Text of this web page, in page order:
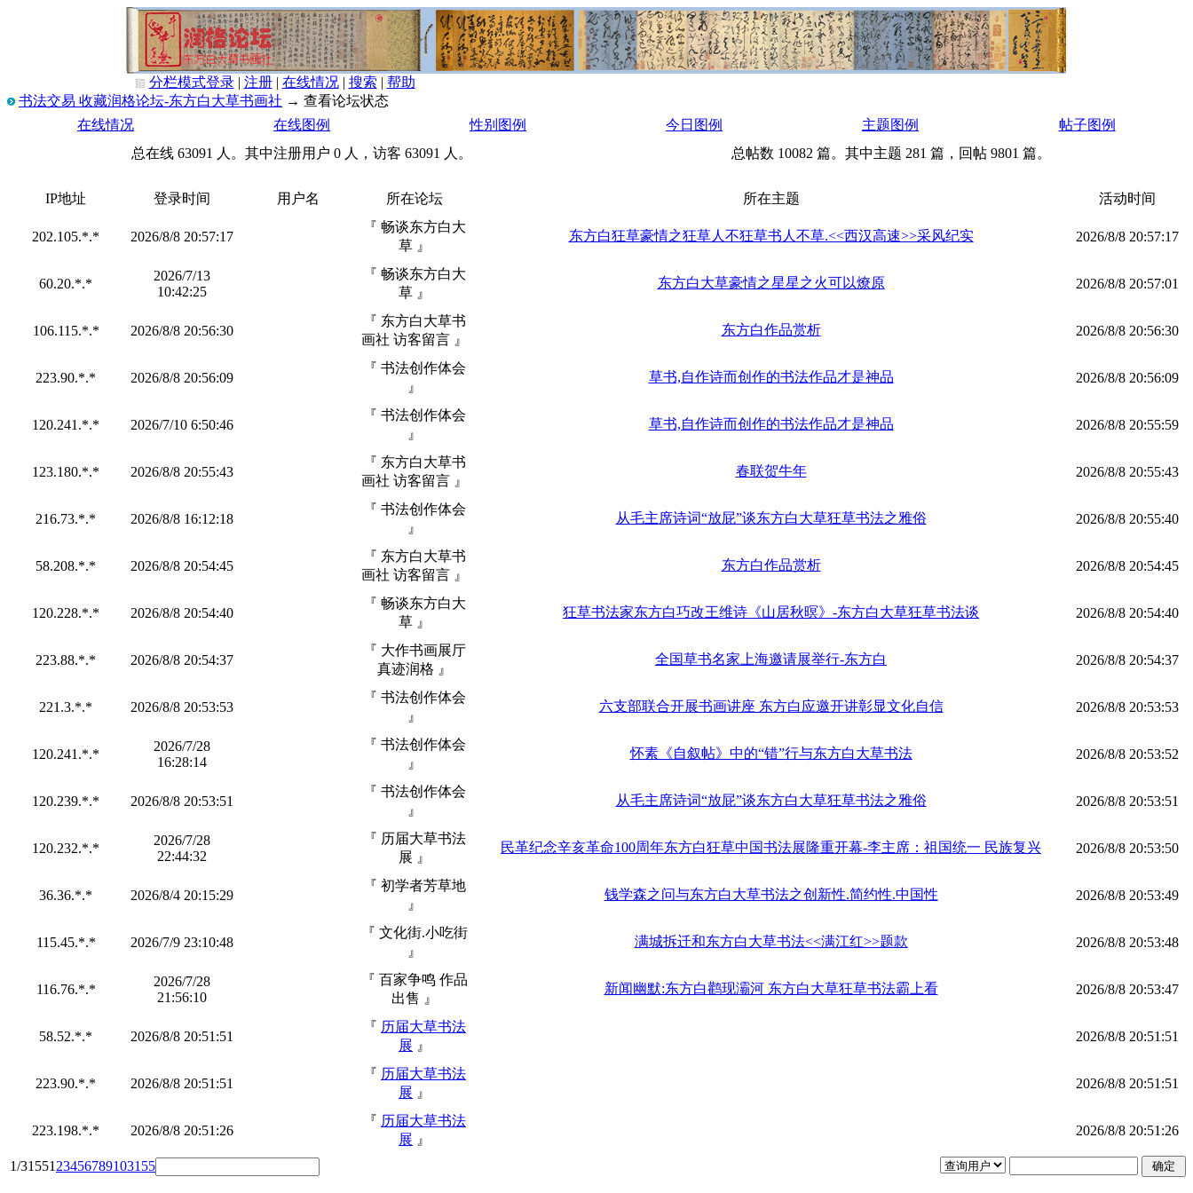
分栏模式登录| 注册| 在线情况| 搜索 | 帮助
书法交易 收藏润格论坛-东方白大草书画社 → 查看论坛状态
在线情况
在线图例 性别图例 今日图例 主题图例
帖子图例
总在线 63091 人。其中注册用户 0 人，访客 63091 人。
总帖数 10082 篇。其中主题 281 篇，回帖 9801 篇。
IP地址 登录时间 用户名 所在论坛 所在主题 活动时间
202.105.*.* 2026/8/8 20:57:17
『 畅谈东方白大
草 』
东方白狂草豪情之狂草人不狂草书人不草.<<西汉高速>>采风纪实 2026/8/8 20:57:17
60.20.*.*
2026/7/13
10:42:25
『 畅谈东方白大
草 』
东方白大草豪情之星星之火可以燎原 2026/8/8 20:57:01
106.115.*.* 2026/8/8 20:56:30
『 东方白大草书
画社 访客留言 』
东方白作品赏析 2026/8/8 20:56:30
223.90.*.* 2026/8/8 20:56:09
『 书法创作体会
』
草书,自作诗而创作的书法作品才是神品 2026/8/8 20:56:09
120.241.*.* 2026/7/10 6:50:46
『 书法创作体会
』
草书,自作诗而创作的书法作品才是神品 2026/8/8 20:55:59
123.180.*.* 2026/8/8 20:55:43
『 东方白大草书
画社 访客留言 』
春联贺牛年 2026/8/8 20:55:43
216.73.*.* 2026/8/8 16:12:18
『 书法创作体会
』
从毛主席诗词“放屁”谈东方白大草狂草书法之雅俗 2026/8/8 20:55:40
58.208.*.* 2026/8/8 20:54:45
『 东方白大草书
画社 访客留言 』
东方白作品赏析 2026/8/8 20:54:45
120.228.*.* 2026/8/8 20:54:40
『 畅谈东方白大
草 』
狂草书法家东方白巧改王维诗《山居秋暝》-东方白大草狂草书法谈 2026/8/8 20:54:40
223.88.*.* 2026/8/8 20:54:37
『 大作书画展厅
真迹润格 』
全国草书名家上海邀请展举行-东方白 2026/8/8 20:54:37
221.3.*.* 2026/8/8 20:53:53
『 书法创作体会
』
六支部联合开展书画讲座 东方白应邀开讲彰显文化自信 2026/8/8 20:53:53
120.241.*.*
2026/7/28
16:28:14
『 书法创作体会
』
怀素《自叙帖》中的“错”行与东方白大草书法 2026/8/8 20:53:52
120.239.*.* 2026/8/8 20:53:51
『 书法创作体会
』
从毛主席诗词“放屁”谈东方白大草狂草书法之雅俗 2026/8/8 20:53:51
120.232.*.*
2026/7/28
22:44:32
『 历届大草书法
展 』
民革纪念辛亥革命100周年东方白狂草中国书法展隆重开幕-李主席：祖国统一 民族复兴 2026/8/8 20:53:50
36.36.*.* 2026/8/4 20:15:29
『 初学者芳草地
』
钱学森之问与东方白大草书法之创新性.简约性.中国性 2026/8/8 20:53:49
115.45.*.* 2026/7/9 23:10:48
『 文化街.小吃街
』
满城拆迁和东方白大草书法<<满江红>>题款 2026/8/8 20:53:48
116.76.*.*
2026/7/28
21:56:10
『 百家争鸣 作品
出售 』
新闻幽默:东方白鹳现灞河 东方白大草狂草书法霸上看 2026/8/8 20:53:47
58.52.*.* 2026/8/8 20:51:51
『 历届大草书法
展 』
2026/8/8 20:51:51
223.90.*.* 2026/8/8 20:51:51
『 历届大草书法
展 』
2026/8/8 20:51:51
223.198.*.* 2026/8/8 20:51:26
『 历届大草书法
展 』
2026/8/8 20:51:26
1/31551 23456789103155